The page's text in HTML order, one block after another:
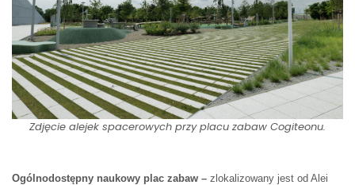
Zdjęcie alejek spacerowych przy placu zabaw Cogiteonu.
Ogólnodostępny naukowy plac zabaw – zlokalizowany jest od Alei